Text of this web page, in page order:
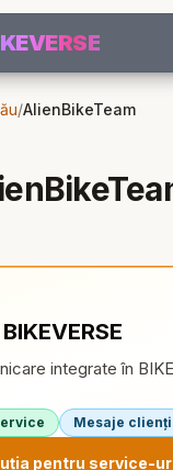
/AlienBikeTeam
integrate în
Mesaje clienți
pentru service-